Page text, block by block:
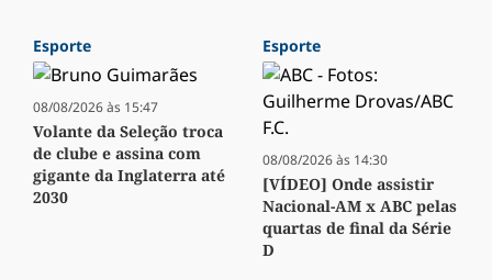
Esporte
08/08/2026 às 15:47
Volante da Seleção troca
de clube e assina com
gigante da Inglaterra até
2030
Esporte
08/08/2026 às 14:30
[VÍDEO] Onde assistir
Nacional-AM x ABC pelas
quartas de final da Série
D